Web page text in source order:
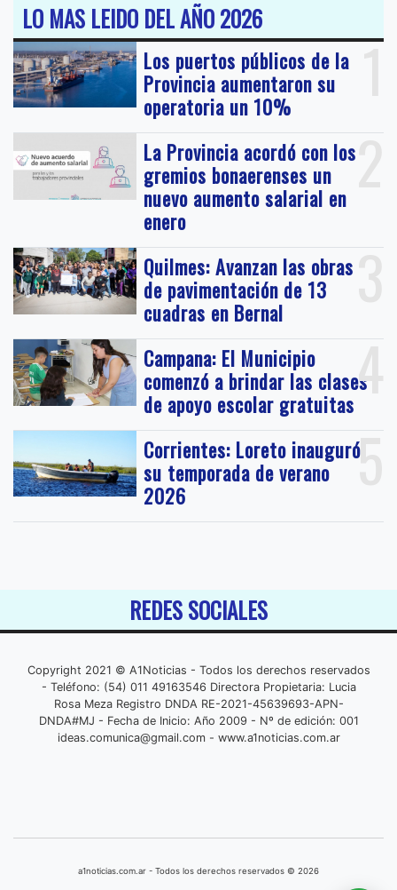
LO MAS LEIDO DEL AÑO 2026
1
Los puertos públicos de la
Provincia aumentaron su
operatoria un 10%
2
La Provincia acordó con los
gremios bonaerenses un
nuevo aumento salarial en
enero
3
Quilmes: Avanzan las obras
de pavimentación de 13
cuadras en Bernal
4
Campana: El Municipio
comenzó a brindar las clases
de apoyo escolar gratuitas
5
Corrientes: Loreto inauguró
su temporada de verano
2026
REDES SOCIALES
Copyright 2021 © A1Noticias - Todos los derechos reservados
- Teléfono: (54) 011 49163546 Directora Propietaria: Lucia
Rosa Meza Registro DNDA RE-2021-45639693-APN-
DNDA#MJ - Fecha de Inicio: Año 2009 - Nº de edición: 001
ideas.comunica@gmail.com- www.a1noticias.com.ar
a1noticias.com.ar - Todos los derechos reservados © 2026